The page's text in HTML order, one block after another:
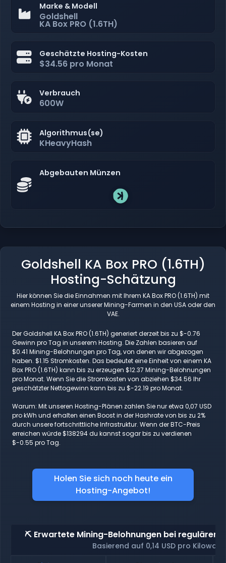
Marke & Modell
Goldshell
KA Box PRO (1.6TH)
Geschätzte Hosting-Kosten
$34.56 pro Monat
Verbrauch
600W
Algorithmus(se)
KHeavyHash
Abgebauten Münzen
Goldshell KA Box PRO (1.6TH)
Hosting-Schätzung
Hier können Sie die Einnahmen mit Ihrem KA Box PRO (1.6TH) mit
einem Hosting in einer unserer Mining-Farmen in den USA oder den
VAE.
Der Goldshell KA Box PRO (1.6TH) generiert derzeit bis zu $-0.76
Gewinn pro Tag in unserem Hosting. Die Zahlen basieren auf
$0.41 Mining-Belohnungen pro Tag, von denen wir abgezogen
haben. $1.15 Stromkosten. Das bedeutet eine Einheit von einem KA
Box PRO (1.6TH) kann bis zu erzeugen $12.37 Mining-Belohnungen
pro Monat. Wenn Sie die Stromkosten von abziehen $34.56 Ihr
geschätzter Nettogewinn kann bis zu $-22.19 pro Monat.
Warum: Mit unseren Hosting-Plänen zahlen Sie nur etwa 0,07 USD
pro kWh und erhalten einen Boost in der Hashrate von bis zu 2%
durch unsere fortschrittliche Infrastruktur. Wenn der BTC-Preis
erreichen würde $138294 du kannst sogar bis zu verdienen
$-0.55 pro Tag.
Holen Sie sich noch heute ein
Hosting-Angebot!
⛏️ Erwartete Mining-Belohnungen bei
Basierend auf 0,14 USD pro